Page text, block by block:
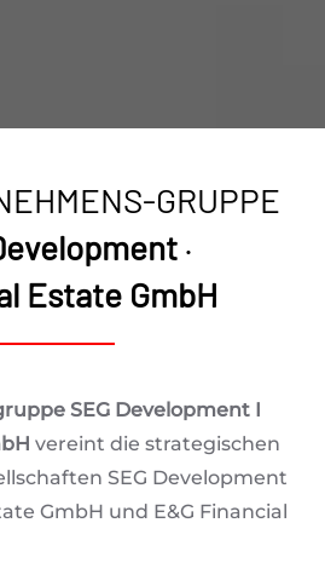
GRUPPE
·
Estate GmbH
SEG Development I
vereint die strategischen
SEG Development
GmbH und E&G Financial